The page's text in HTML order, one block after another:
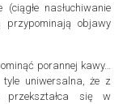
nasłuchiwanie
przypominają objawy
porannej kawy…
uniwersalna, że z
przekształca się w